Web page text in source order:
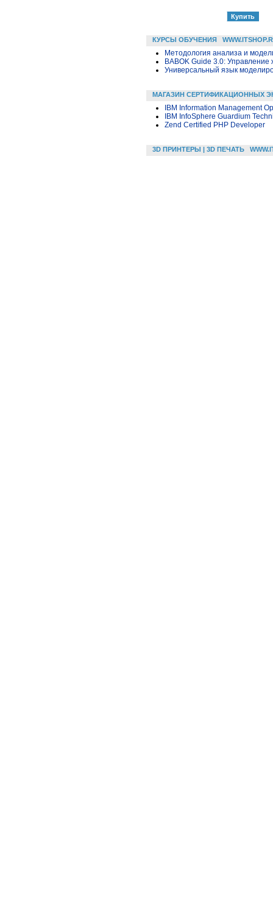
КУРСЫ ОБУЧЕНИЯ
Методология анализа и
BABOK Guide 3.0:
Универсальный язык
МАГАЗИН СЕРТИФИКАЦИОННЫХ
IBM Information Management
IBM InfoSphere Guardium
Zend Certified PHP Developer
3D ПРИНТЕРЫ | 3D ПЕЧАТЬ